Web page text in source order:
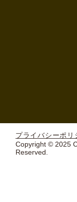
プライバシーポリ
Copyright © 2025
Reserved.